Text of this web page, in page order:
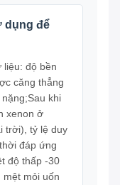
dụng để
độ bền
căng thẳng
khi
xenon ở
trời), tỷ lệ duy
đáp ứng
độ thấp -30
mệt mỏi uốn